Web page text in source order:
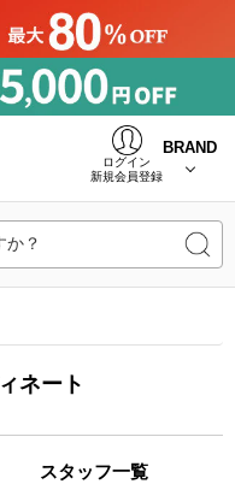
ログイン
新規会員登録
BRAND
か？
ネート
スタッフ一覧